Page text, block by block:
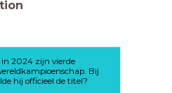
in 2024 zijn vierde
Bij
hij officieel de titel?